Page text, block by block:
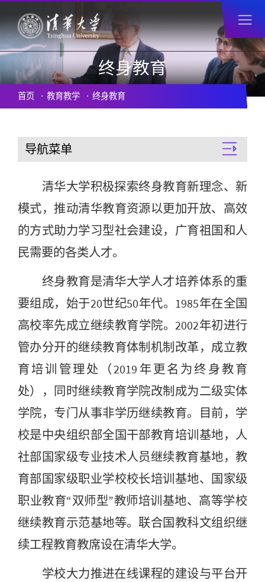
终身教育
首页 教育教学 终身教育
导航菜单
清华大学积极探索终身教育新理念、新
模式，推动清华教育资源以更加开放、高效
的方式助力学习型社会建设，广育祖国和人
民需要的各类人才。
终身教育是清华大学人才培养体系的重
要组成，始于20世纪50年代。1985年在全国
高校率先成立继续教育学院。2002年初进行
管办分开的继续教育体制机制改革，成立教
育培训管理处（2019年更名为终身教育
处），同时继续教育学院改制成为二级实体
学院，专门从事非学历继续教育。目前，学
校是中央组织部全国干部教育培训基地，人
社部国家级专业技术人员继续教育基地，教
育部国家级职业学校校长培训基地、国家级
职业教育“双师型”教师培训基地、高等学校
继续教育示范基地等。联合国教科文组织继
续工程教育教席设在清华大学。
学校大力推进在线课程的建设与平台开